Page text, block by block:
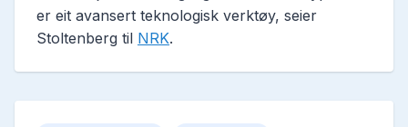
er eit avansert teknologisk verktøy, seier
Stoltenberg til NRK.